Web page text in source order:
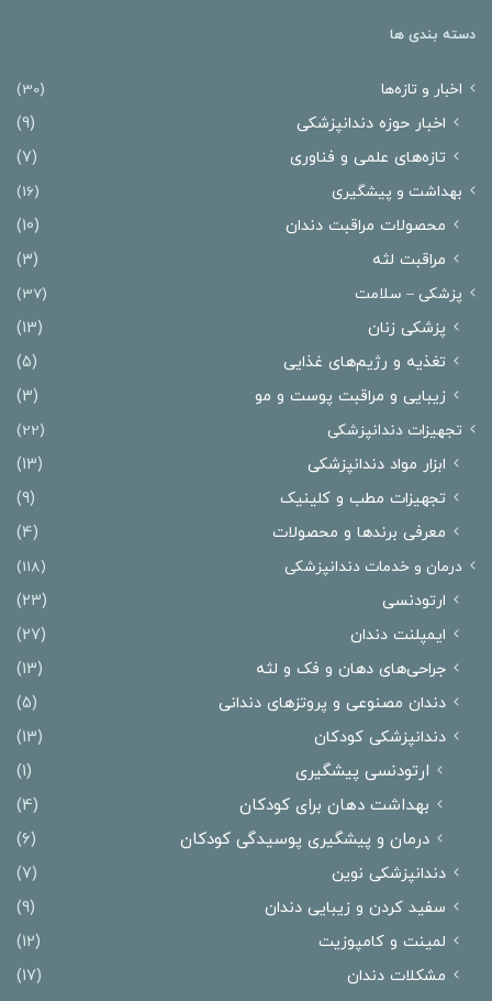
دسته بندی ها
اخبار و تازه‌ها (30)
اخبار حوزه دندانپزشکی
(9)
تازه‌های علمی و فناوری
(7)
بهداشت و پیشگیری (16)
محصولات مراقبت دندان
(10)
مراقبت لثه
(3)
پزشکی – سلامت (37)
پزشکی زنان
(13)
تغذیه و رژیم‌های غذایی
(5)
زیبایی و مراقبت پوست و مو
(3)
تجهیزات دندانپزشکی (22)
ابزار مواد دندانپزشکی
(13)
تجهیزات مطب و کلینیک
(9)
معرفی برندها و محصولات
(4)
درمان‌ و خدمات دندانپزشکی (118)
ارتودنسی
(23)
ایمپلنت دندان
(27)
جراحی‌های دهان و فک و لثه
(13)
دندان مصنوعی و پروتزهای دندانی
(5)
دندانپزشکی کودکان
(13)
ارتودنسی پیشگیری
(1)
بهداشت دهان برای کودکان
(4)
درمان و پیشگیری پوسیدگی کودکان
(6)
دندانپزشکی نوین
(7)
سفید کردن و زیبایی دندان
(9)
لمینت و کامپوزیت
(12)
مشکلات دندان
(17)